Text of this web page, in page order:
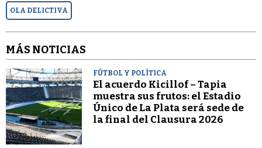
OLA DELICTIVA
MÁS NOTICIAS
FÚTBOL Y POLÍTICA
El acuerdo Kicillof – Tapia
muestra sus frutos: el Estadio
Único de La Plata será sede de
la final del Clausura 2026